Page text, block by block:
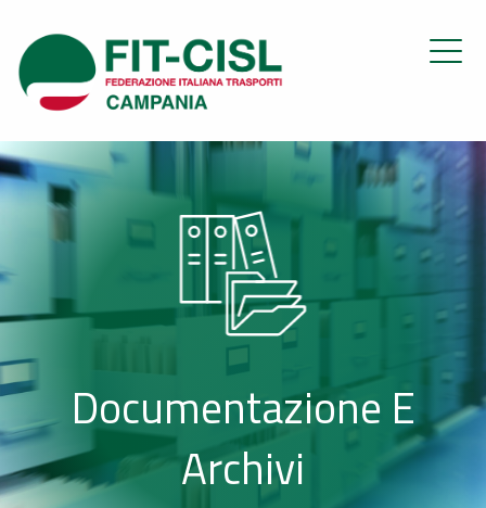
Documentazione E
Archivi